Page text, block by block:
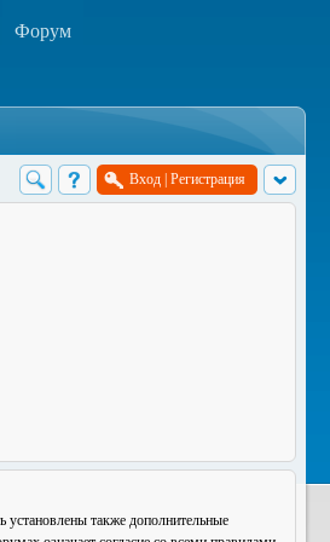
Форум
Вход Регистрация
также дополнительные